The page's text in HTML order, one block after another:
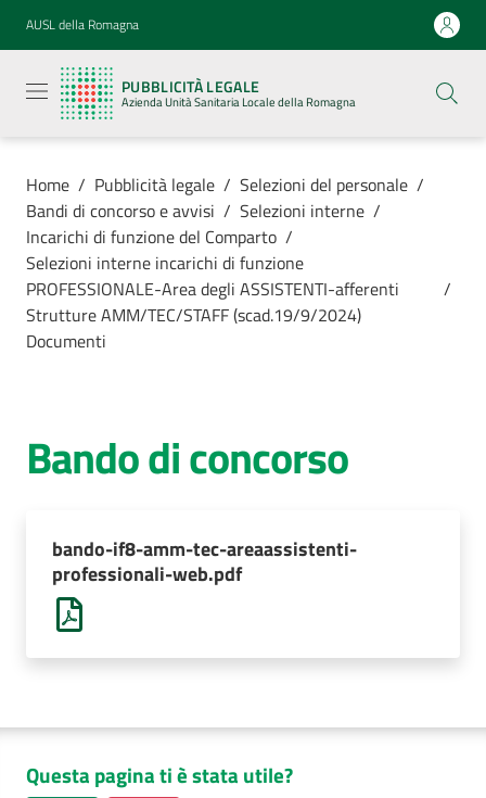
Vai al contenuto
Vai alla navigazione
Vai al footer
AUSL della Romagna
PUBBLICITÀ LEGALE
Azienda Unità Sanitaria Locale della Romagna
legale
Azienda
Unità
Locale della
Azienda
cura
Comunica
Home / Pubblicità legale / Selezioni del personale /
Bandi di concorso e avvisi / Selezioni interne /
Incarichi di funzione del Comparto /
Selezioni interne incarichi di funzione
PROFESSIONALE-Area degli ASSISTENTI-afferenti
Strutture AMM/TEC/STAFF (scad.19/9/2024)
/
Documenti
Bando di concorso
bando-if8-amm-tec-areaassistenti-
professionali-web.pdf
Questa pagina ti è stata utile?